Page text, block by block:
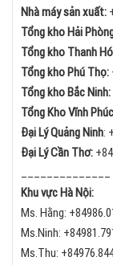
Nhà máy sản xuất:
Tổng kho Hải
Tổng kho Thanh
Tổng kho Phú Thọ:
Tổng kho Bắc Ninh:
Tổng Kho Vĩnh Phúc
Đại Lý Quảng Ninh:
Đại Lý Cần Thơ: +84
Khu vực Hà Nội:
Ms. Hằng: +84
Ms.Ninh: +84
Ms.Thu: +84